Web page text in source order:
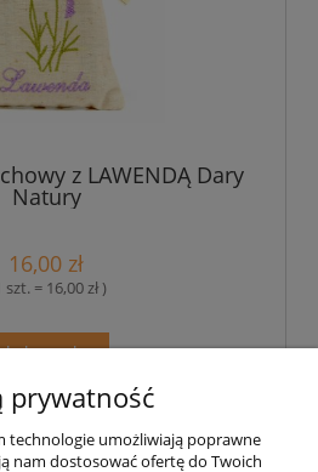
z LAWENDĄ Dary
Natury
16,00 zł
szt. = 16,00 zł )
do koszyka
Pomoc
prywatność
technologie umożliwiają poprawne
nam dostosować ofertę do Twoich